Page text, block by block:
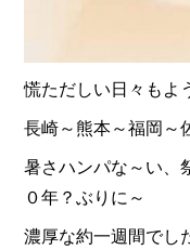
慌ただしい日々もよ
長崎～熊本～福岡～
暑さハンパな～い、
０年？ぶりに～
濃厚な約一週間でし